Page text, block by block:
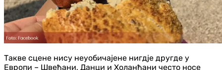
Такве сцене нису неуобичајене нигдје другде у
Европи – Швеђани, Данци и Холанђани често носе